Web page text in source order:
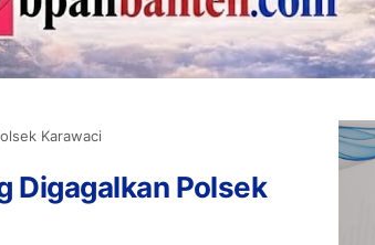
Karawaci
Digagalkan Polsek